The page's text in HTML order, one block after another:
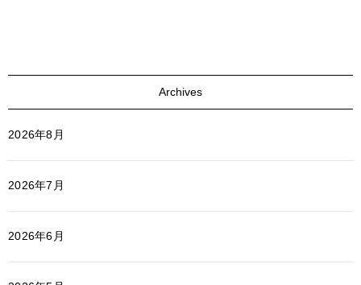
Archives
2026年8月
2026年7月
2026年6月